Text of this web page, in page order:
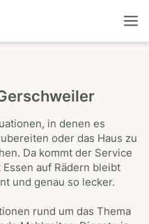
in denen es
oder das Haus zu
Da kommt der Service
auf Rädern bleibt
und genau so lecker.
rund um das Thema